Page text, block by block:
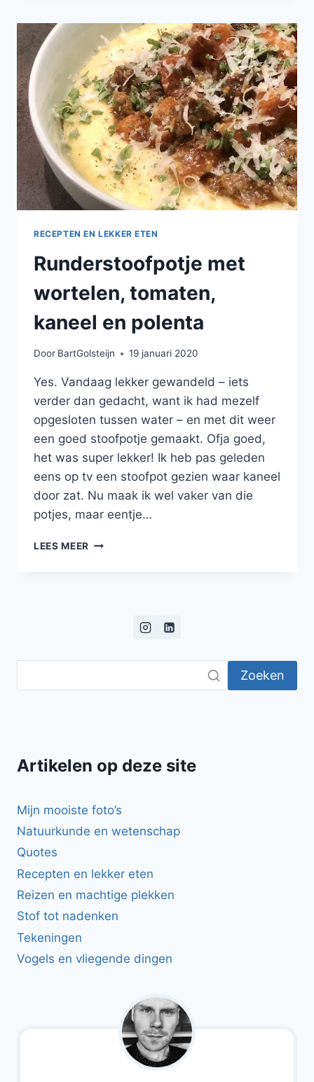
PAPRIKA
EN
KAPPERTJES
RECEPTEN EN LEKKER ETEN
Runderstoofpotje met
wortelen, tomaten,
kaneel en polenta
Door BartGolsteijn 19 januari 2020
Yes. Vandaag lekker gewandeld – iets
verder dan gedacht, want ik had mezelf
opgesloten tussen water – en met dit weer
een goed stoofpotje gemaakt. Ofja goed,
het was super lekker! Ik heb pas geleden
eens op tv een stoofpot gezien waar kaneel
door zat. Nu maak ik wel vaker van die
potjes, maar eentje…
LEES MEER RUNDERSTOOFPOTJE
Zoeken
Artikelen op deze site
Mijn mooiste foto’s
Natuurkunde en wetenschap
Quotes
Recepten en lekker eten
Reizen en machtige plekken
Stof tot nadenken
Tekeningen
Vogels en vliegende dingen